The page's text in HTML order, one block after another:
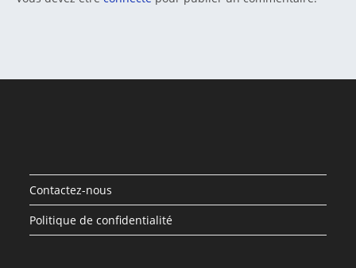
Contactez-nous
Politique de confidentialité